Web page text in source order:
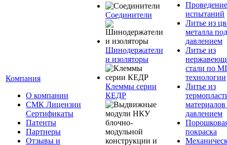
Компания
О компании
СМК Лицензии
Сертификаты
Патенты
Партнеры
Отзывы и
Соединители
Шинодержатели
и изоляторы
Клеммы серии
КЕДР
Проведение
испытаний
Литье из
металла под
давлением
Литье из
стали по
технологии
Литье из
давлением
покраска